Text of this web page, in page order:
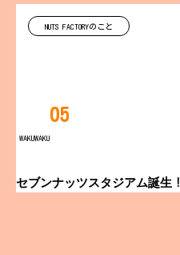
NUTS FACTORYのこと
WAKUWAKU
05
セブンナッツスタジアム誕生！